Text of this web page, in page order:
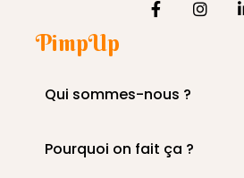
PimpUp
Qui sommes-nous ?
Pourquoi on fait ça ?